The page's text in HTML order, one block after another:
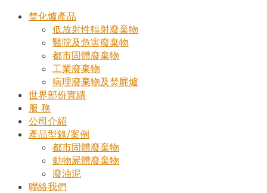
焚化爐產品
低放射性輻射廢棄物
醫院及危害廢棄物
都市固體廢棄物
工業廢棄物
病理廢棄物及焚屍爐
世界部份實績
服 務
公司介紹
產品型錄/案例
都市固體廢棄物
動物屍體廢棄物
廢油泥
聯絡我們